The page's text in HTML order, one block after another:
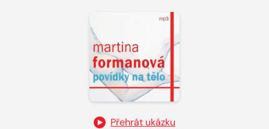
Přehrát ukázku